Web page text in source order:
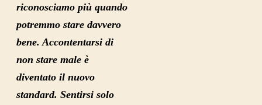
riconosciamo più quando
potremmo stare davvero
bene. Accontentarsi di
non stare male è
diventato il nuovo
standard. Sentirsi solo